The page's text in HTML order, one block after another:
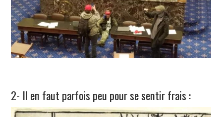
2- Il en faut parfois peu pour se sentir frais :